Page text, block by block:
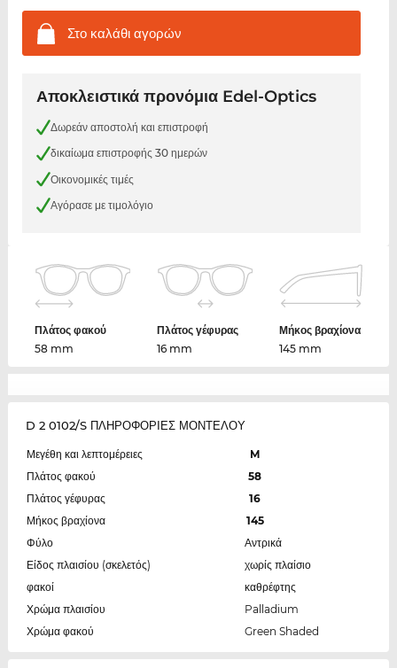
Στο καλάθιαγορών
Αποκλειστικά προνόμια Edel-Optics
Δωρεάν αποστολή και επιστροφή
δικαίωμα επιστροφής 30 ημερών
Οικονομικές τιμές
Αγόρασε με τιμολόγιο
Πλάτος φακού
58 mm
Πλάτος γέφυρας
16 mm
Μήκος βραχίονα
145 mm
D 2 0102/S ΠΛΗΡΟΦΟΡΙΕΣ ΜΟΝΤΕΛΟΥ
Μεγέθη και λεπτομέρειες
M
Πλάτος φακού
58
Πλάτος γέφυρας
16
Μήκος βραχίονα
145
Φύλο
Αντρικά
Είδος πλαισίου (σκελετός)
χωρίς πλαίσιο
φακοί
καθρέφτης
Χρώμα πλαισίου
Palladium
Χρώμα φακού
Green Shaded